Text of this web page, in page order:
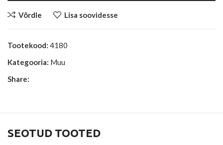
Võrdle Lisa soovidesse
Tootekood: 4180
Kategooria: Muu
Share:
SEOTUD TOOTED